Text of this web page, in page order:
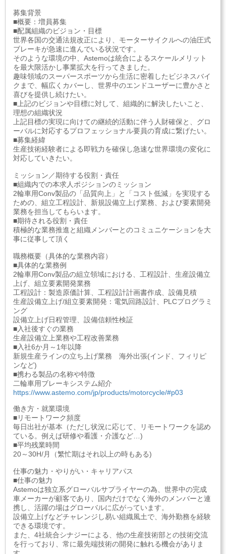
募集背景
■概要：増員募集
■配属組織のビジョン・目標
世界各国の交通法規改正により、モーターサイクルへの油圧式
ブレーキが急速に進んでいる状況です。
そのような環境の中、Astemoは統合によるスケールメリット
を最大限活かし事業拡大を行ってきました。
趣味領域のスーパースポーツから生活に密着したビジネスバイ
クまで、幅広くカバーし、世界中のエンドユーザーに豊かさと
喜びを提供し続けたい。
■上記のビジョンや目標に対して、組織的に解決したいこと、
理想の組織状況
上記目標の実現に向けての継続的活動に伴う人財確保と、グロ
ーバルに対応するプロフェッショナル要員の育成に繋げたい。
■募集経緯
生産技術経験者による即戦力を確保し急速な世界環境の変化に
対応していきたい。
ミッション／期待する役割・責任
■組織内での本求人ポジションのミッション
2輪車用Conv製品の「品質向上」と「コスト低減」を実現する
ための、組立工程設計、新規設備立上げ業務、および要素開発
業務を担当してもらいます。
■期待される役割・責任
積極的な業務推進と組織メンバーとのコミュニケーションを大
事に従事して頂く
職務概要（具体的な業務内容）
■具体的な業務例
2輪車用Conv製品の組立領域における、工程設計、生産設備立
上げ、組立要素開発業務
工程設計：製造原価計算、工程設計計画書作成、設備見積
生産設備立上げ/組立要素開発：電気回路設計、PLCプログラミ
ング
設備立上げ日程管理、設備信頼性検証
■入社後すぐの業務
生産設備立上業務や工程改善業務
■入社6か月～1年以降
新規生産ラインの立ち上げ業務 海外出張(インド、フィリピ
ンなど)
■携わる製品の名称や特徴
二輪車用ブレーキシステム紹介
https://www.astemo.com/jp/products/motorcycle/#p03
働き方・就業環境
■リモートワーク頻度
毎日出社が基本（ただし状況に応じて、リモートワークを認め
ている。例えば研修や看護・介護など…)
■平均残業時間
20～30H/月（繁忙期はそれ以上の時もある)
仕事の魅力・やりがい・キャリアパス
■仕事の魅力
Astemoは独立系グローバルサプライヤーの為、世界中の完成
車メーカーが顧客であり、国内だけでなく海外のメンバーと連
携し、活躍の場はグローバルに広がっています。
設備立上げなどチャレンジし易い組織風土で、海外勤務を経験
できる環境です。
また、4社統合シナジーによる、他の生産技術部との技術交流
を行っており、常に最先端技術の開発に触れる機会がありま